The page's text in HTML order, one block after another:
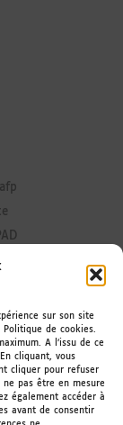
sur son site
de cookies.
A l’issu de ce
cliquant, vous
cliquer pour refuser
ne pas être en mesure
également accéder à
avant de consentir